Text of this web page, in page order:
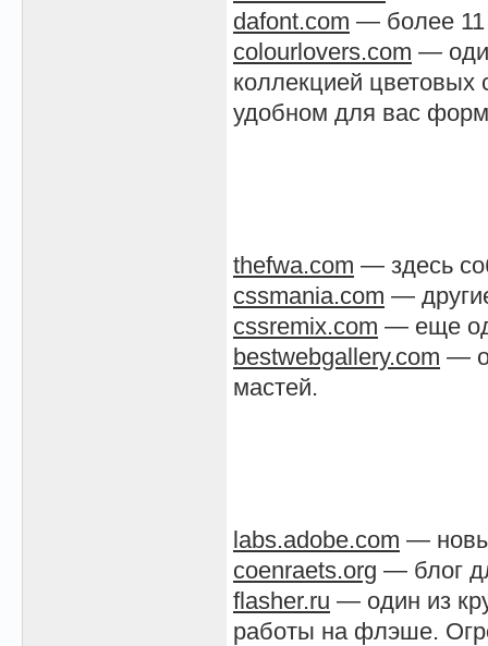
dafont.com — более
colourlovers.com —
коллекцией
удобном для вас
thefwa.com — здесь
cssmania.com —
cssremix.com — еще
bestwebgallery.com —
мастей.
labs.adobe.com —
coenraets.org — блог
flasher.ru — один из
работы на флэше.